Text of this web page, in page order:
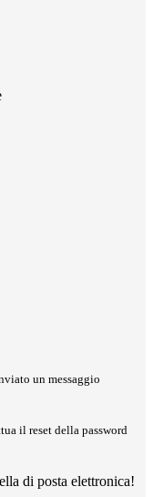
un messaggio
il reset della password
di posta elettronica!